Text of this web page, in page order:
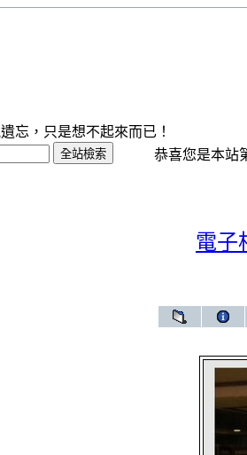
忘，只是想不起來而已！
恭喜您是本站
電子